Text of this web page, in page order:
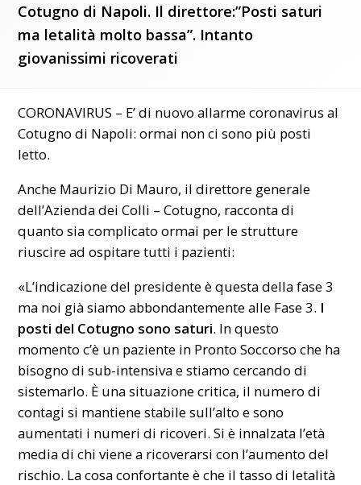
Cotugno di Napoli. Il direttore:”Posti saturi
ma letalità molto bassa”. Intanto
giovanissimi ricoverati
CORONAVIRUS – E’ di nuovo allarme coronavirus al
Cotugno di Napoli: ormai non ci sono più posti
letto.
Anche Maurizio Di Mauro, il direttore generale
dell’Azienda dei Colli – Cotugno, racconta di
quanto sia complicato ormai per le strutture
riuscire ad ospitare tutti i pazienti:
«L’indicazione del presidente è questa della fase 3
ma noi già siamo abbondantemente alle Fase 3. I
posti del Cotugno sono saturi. In questo
momento c’è un paziente in Pronto Soccorso che ha
bisogno di sub-intensiva e stiamo cercando di
sistemarlo. È una situazione critica, il numero di
contagi si mantiene stabile sull’alto e sono
aumentati i numeri di ricoveri. Si è innalzata l’età
media di chi viene a ricoverarsi con l’aumento del
rischio. La cosa confortante è che il tasso di letalità